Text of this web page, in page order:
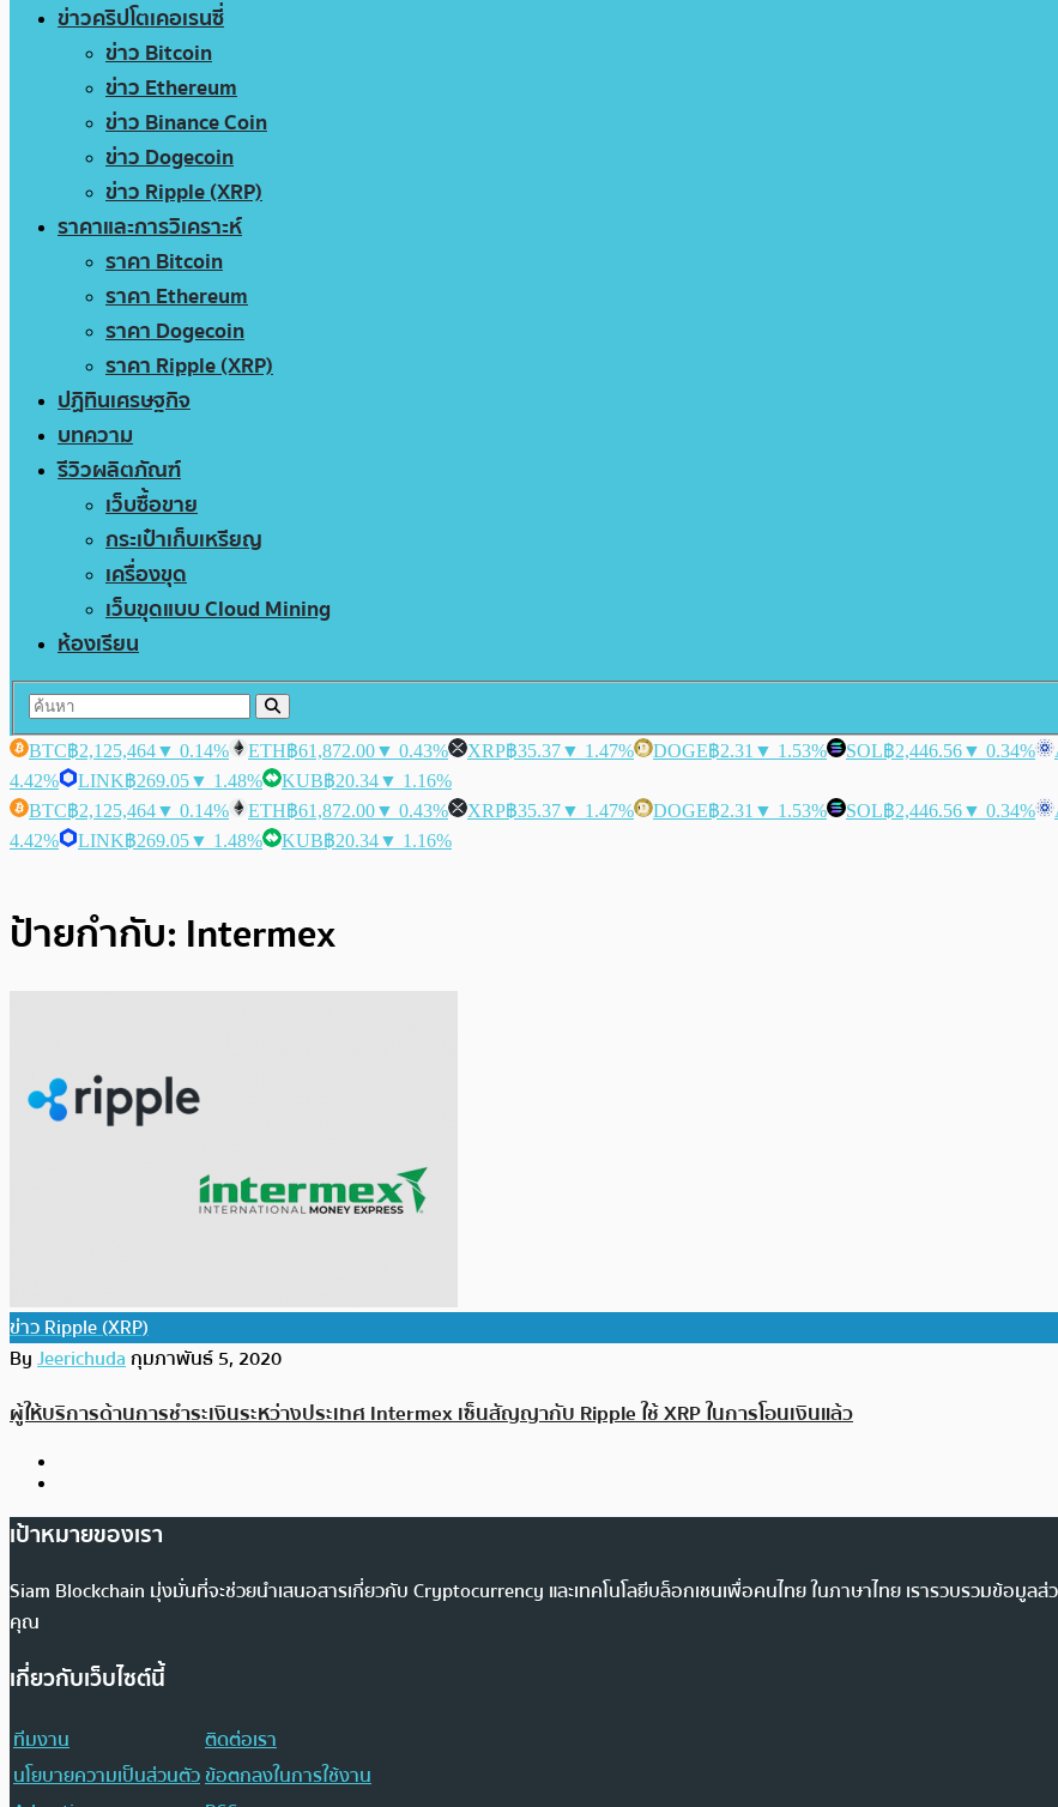
ข่าวคริปโตเคอเรนซี่
ข่าว Bitcoin
ข่าว Ethereum
ข่าว Binance Coin
ข่าว Dogecoin
ข่าว Ripple (XRP)
ราคาและการวิเคราะห์
ราคา Bitcoin
ราคา Ethereum
ราคา Dogecoin
ราคา Ripple (XRP)
ปฏิทินเศรษฐกิจ
บทความ
รีวิวผลิตภัณฑ์
เว็บซื้อขาย
กระเป๋าเก็บเหรียญ
เครื่องขุด
เว็บขุดแบบ Cloud Mining
ห้องเรียน
BTC฿2,125,464▼ 0.14% ETH฿61,872.00▼ 0.43% XRP฿35.37▼ 1.47% DOGE฿2.31 ▼ 1.53% SOL฿2,446.56▼ 0.34%
4.42%
LINK฿269.05▼ 1.48% KUB฿20.34▼ 1.16%
BTC฿2,125,464▼ 0.14% ETH฿61,872.00▼ 0.43% XRP฿35.37▼ 1.47% DOGE฿2.31 ▼ 1.53% SOL฿2,446.56▼ 0.34%
4.42%
LINK฿269.05▼ 1.48% KUB฿20.34▼ 1.16%
ป้ายกำกับ: Intermex
ข่าว Ripple (XRP)
ByJeerichudaกุมภาพันธ์ 5, 2020
ผู้ให้บริการด้านการชำระเงินระหว่างประเทศ Intermex เซ็นสัญญากับ Ripple ใช้ XRP ในการโอนเงินแล้ว
เป้าหมายของเรา
Siam Blockchain มุ่งมั่นที่จะช่วยนำเสนอสารเกี่ยวกับ Cryptocurrency และเทคโนโลยีบล็อกเชนเพื่อคนไทย ในภาษาไทย เรารวบรวมข้อมู
คุณ
เกี่ยวกับเว็บไซต์นี้
ทีมงาน
ติดต่อเรา
นโยบายความเป็นส่วนตัวข้อตกลงในการใช้งาน